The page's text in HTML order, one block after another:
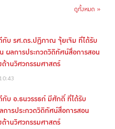
ดูทั้งหมด »
บ รศ.ดร.ปฏิภาณ จุ้ยเจิม ที่ได้รับ
ผลการประกวดวิดิทัศน์สื่อการสอน
านวิศวกรรมศาสตร์
10:43
บ อ.ธนวรรธก์ มีศักดิ์ ที่ได้รับ
ารประกวดวิดิทัศน์สื่อการสอน
านวิศวกรรมศาสตร์